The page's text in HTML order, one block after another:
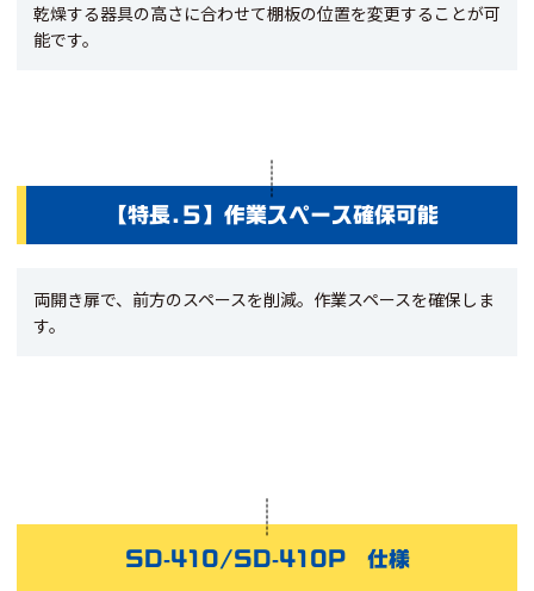
乾燥する器具の高さに合わせて棚板の位置を変更することが可
能です。
【特長.５】作業スペース確保可能
両開き扉で、前方のスペースを削減。作業スペースを確保しま
す。
SD-410/SD-410P 仕様